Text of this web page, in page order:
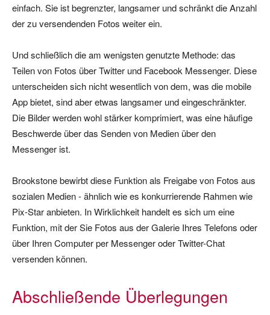
einfach. Sie ist begrenzter, langsamer und schränkt die Anzahl
der zu versendenden Fotos weiter ein.
Und schließlich die am wenigsten genutzte Methode: das
Teilen von Fotos über Twitter und Facebook Messenger. Diese
unterscheiden sich nicht wesentlich von dem, was die mobile
App bietet, sind aber etwas langsamer und eingeschränkter.
Die Bilder werden wohl stärker komprimiert, was eine häufige
Beschwerde über das Senden von Medien über den
Messenger ist.
Brookstone bewirbt diese Funktion als Freigabe von Fotos aus
sozialen Medien - ähnlich wie es konkurrierende Rahmen wie
Pix-Star anbieten. In Wirklichkeit handelt es sich um eine
Funktion, mit der Sie Fotos aus der Galerie Ihres Telefons oder
über Ihren Computer per Messenger oder Twitter-Chat
versenden können.
Abschließende Überlegungen